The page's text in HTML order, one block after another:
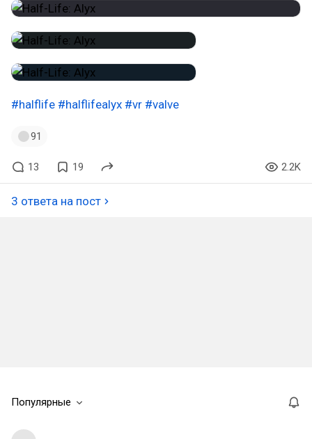
#halflife #halflifealyx #vr #valve
91
13 19 2.2K
3 ответа на пост
Популярные